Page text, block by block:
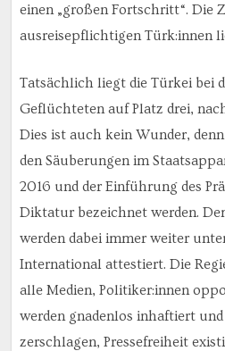
einen „großen Fortschritt“. Die
ausreisepflichtigen Türk:innen
Tatsächlich liegt die Türkei bei
Geflüchteten auf Platz drei,
Dies ist auch kein Wunder,
den Säuberungen im
2016 und der Einführung des
Diktatur bezeichnet werden.
werden dabei immer weiter
International attestiert. Die
alle Medien, Politiker:innen
werden gnadenlos inhaftiert
zerschlagen, Pressefreiheit